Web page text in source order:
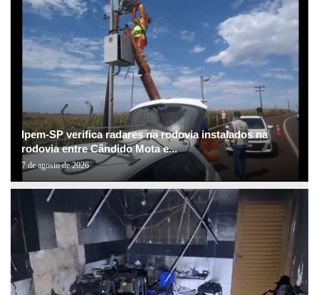
Ipem-SP verifica radares na rodovia instalados na
rodovia entre Cândido Mota e...
7 de agosto de 2026